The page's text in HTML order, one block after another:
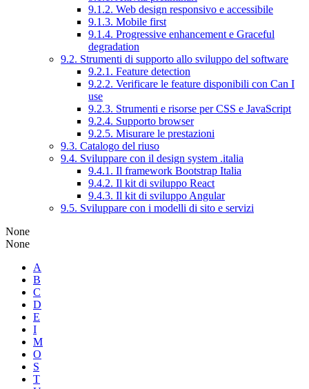
9.1.2. Web design responsivo e accessibile
9.1.3. Mobile first
9.1.4. Progressive enhancement e Graceful
degradation
9.2. Strumenti di supporto allo sviluppo del software
9.2.1. Feature detection
9.2.2. Verificare le feature disponibili con Can I
use
9.2.3. Strumenti e risorse per CSS e JavaScript
9.2.4. Supporto browser
9.2.5. Misurare le prestazioni
9.3. Catalogo del riuso
9.4. Sviluppare con il design system .italia
9.4.1. Il framework Bootstrap Italia
9.4.2. Il kit di sviluppo React
9.4.3. Il kit di sviluppo Angular
9.5. Sviluppare con i modelli di sito e servizi
None
None
A
B
C
D
E
I
M
O
S
T